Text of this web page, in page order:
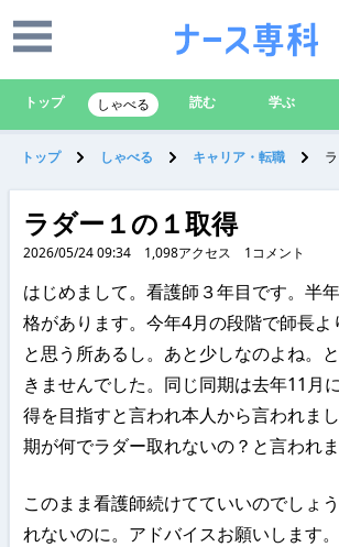
トップ しゃべる 読む 学ぶ
トップ しゃべる キャリア・転職
ラダー１の１取得
2026/05/24 09:34 1,098アクセス 1コメント
はじめまして。看護師３年目です。半
格があります。今年4月の段階で師長よ
と思う所あるし。あと少しなのよね。
きませんでした。同じ同期は去年11月
得を目指すと言われ本人から言われま
期が何でラダー取れないの？と言われま
このまま看護師続けてていいのでしょ
れないのに。アドバイスお願いします